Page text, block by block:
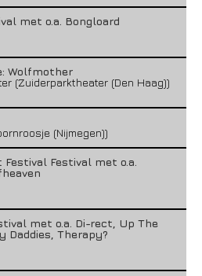
met o.a. Bongloard
Wolfmother
(Zuiderparktheater (Den Haag))
(Nijmegen))
Festival met o.a.
met o.a. Di-rect, Up The
Daddies, Therapy?